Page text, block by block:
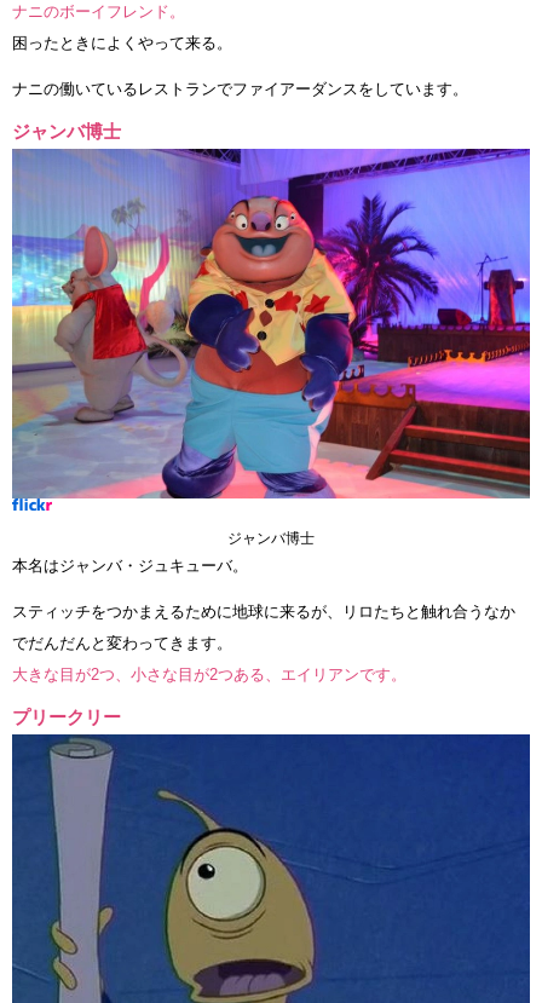
ナニのボーイフレンド。
困ったときによくやって来る。
ナニの働いているレストランでファイアーダンスをしています。
ジャンバ博士
ジャンバ博士
本名はジャンバ・ジュキューバ。
スティッチをつかまえるために地球に来るが、リロたちと触れ合うなか
でだんだんと変わってきます。
大きな目が2つ、小さな目が2つある、エイリアンです。
プリークリー